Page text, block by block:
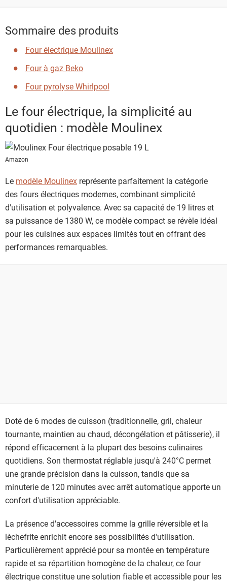
Sommaire des produits
Four électrique Moulinex
Four à gaz Beko
Four pyrolyse Whirlpool
Le four électrique, la simplicité au
quotidien : modèle Moulinex
Amazon
Le modèle Moulinex représente parfaitement la catégorie
des fours électriques modernes, combinant simplicité
d'utilisation et polyvalence. Avec sa capacité de 19 litres et
sa puissance de 1380 W, ce modèle compact se révèle idéal
pour les cuisines aux espaces limités tout en offrant des
performances remarquables.
Doté de 6 modes de cuisson (traditionnelle, gril, chaleur
tournante, maintien au chaud, décongélation et pâtisserie), il
répond efficacement à la plupart des besoins culinaires
quotidiens. Son thermostat réglable jusqu'à 240°C permet
une grande précision dans la cuisson, tandis que sa
minuterie de 120 minutes avec arrêt automatique apporte un
confort d'utilisation appréciable.
La présence d'accessoires comme la grille réversible et la
lèchefrite enrichit encore ses possibilités d'utilisation.
Particulièrement apprécié pour sa montée en température
rapide et sa répartition homogène de la chaleur, ce four
électrique constitue une solution fiable et accessible pour les